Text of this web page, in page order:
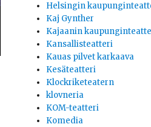
Helsingin
Kaj Gynther
Kajaanin
Kansallisteatteri
Kauas pilvet karkaava
Kesäteatteri
Klockriketeatern
klovneria
KOM-teatteri
Komedia